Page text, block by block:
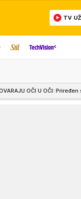
TV
Priređen svečani doček za